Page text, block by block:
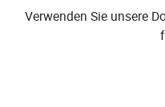
Verwenden Sie unsere